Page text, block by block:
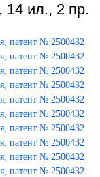
14 ил., 2 пр.